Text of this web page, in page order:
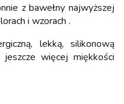
z bawełny najwyższej
i wzorach .
lekką, silikonową
jeszcze więcej miękkości